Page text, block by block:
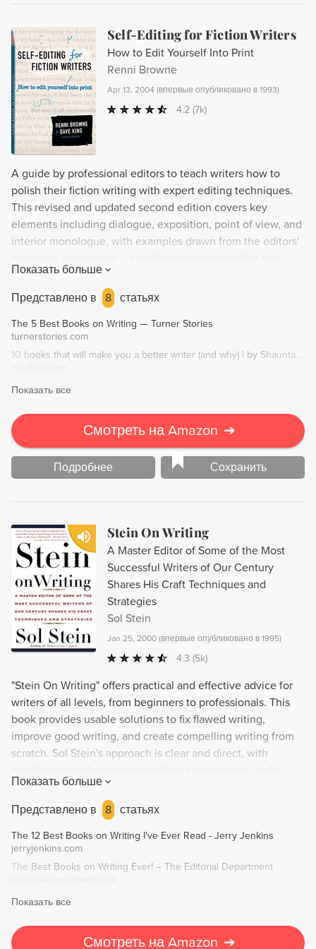
Self-Editing for Fiction Writers
How to Edit Yourself Into Print
Renni Browne
Apr 13, 2004 (впервые опубликовано в 1993)
4.2 (7k)
A guide by professional editors to teach writers how to
polish their fiction writing with expert editing techniques.
This revised and updated second edition covers key
elements including dialogue, exposition, point of view, and
interior monologue, with examples drawn from the editors'
promising manuscripts into published novels and short
stories, and perfect your own work with the help of this
Показать больше
Представлено в
8 статьях
The 5 Best Books on Writing — Turner Stories
turnerstories.com
10 books that will make you a better writer (and why) | by Shaunta Grimes | Medium
Показать все
Смотреть на Amazon ➔
Подробнее Сохранить
Stein On Writing
A Master Editor of Some of the Most
Successful Writers of Our Century
Shares His Craft Techniques and
Strategies
Sol Stein
Jan 25, 2000 (впервые опубликовано в 1995)
4.3 (5k)
"Stein On Writing" offers practical and effective advice for
writers of all levels, from beginners to professionals. This
book provides usable solutions to fix flawed writing,
improve good writing, and create compelling writing from
scratch. Sol Stein's approach is clear and direct, with
Topics covered include characterization, dialogue, pacing,
revision, and using fiction techniques for nonfiction writing.
Whether you're a student, instructor, amateur or
professional writer, "Stein On Writing" is a valuable resource
for honing your craft.
Показать больше
Представлено в
8 статьях
The 12 Best Books on Writing I've Ever Read - Jerry Jenkins
jerryjenkins.com
The Best Books on Writing Ever! – The Editorial Department
Показать все
Смотреть на Amazon ➔